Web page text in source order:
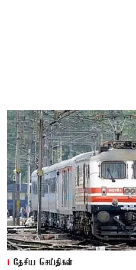
தேசிய செய்திகள்